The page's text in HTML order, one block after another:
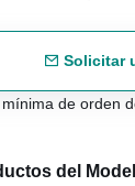
Solicitar
de orden
del